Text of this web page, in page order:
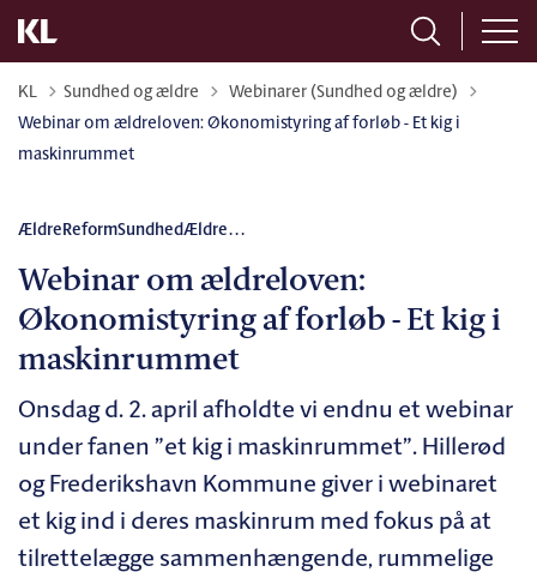
KL Sundhed og ældre Tilbage til
Webinarer (Sundhed og ældre)
Webinar om ældreloven: Økonomistyring af forløb - Et kig i
maskinrummet
ÆldreReformSundhedÆldre...
Webinar om ældreloven:
Økonomistyring af forløb - Et kig i
maskinrummet
Onsdag d. 2. april afholdte vi endnu et webinar
under fanen ”et kig i maskinrummet”. Hillerød
og Frederikshavn Kommune giver i webinaret
et kig ind i deres maskinrum med fokus på at
tilrettelægge sammenhængende, rummelige